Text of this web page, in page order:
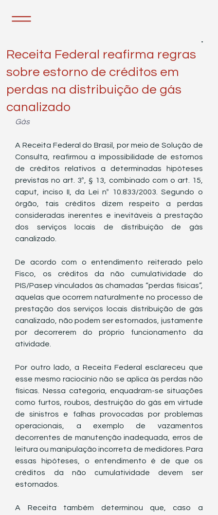
Receita Federal reafirma regras
sobre estorno de créditos em
perdas na distribuição de gás
canalizado
Gás
A Receita Federal do Brasil, por meio de Solução de
Consulta, reafirmou a impossibilidade de estornos
de créditos relativos a determinadas hipóteses
previstas no art. 3º, § 13, combinado com o art. 15,
caput, inciso II, da Lei nº 10.833/2003. Segundo o
órgão, tais créditos dizem respeito a perdas
consideradas inerentes e inevitáveis à prestação
dos serviços locais de distribuição de gás
canalizado.
De acordo com o entendimento reiterado pelo
Fisco, os créditos da não cumulatividade do
PIS/Pasep vinculados às chamadas “perdas físicas”,
aquelas que ocorrem naturalmente no processo de
prestação dos serviços locais distribuição de gás
canalizado, não podem ser estornados, justamente
por decorrerem do próprio funcionamento da
atividade.
Por outro lado, a Receita Federal esclareceu que
esse mesmo raciocínio não se aplica às perdas não
físicas. Nessa categoria, enquadram-se situações
como furtos, roubos, destruição do gás em virtude
de sinistros e falhas provocadas por problemas
operacionais, a exemplo de vazamentos
decorrentes de manutenção inadequada, erros de
leitura ou manipulação incorreta de medidores. Para
essas hipóteses, o entendimento é de que os
créditos da não cumulatividade devem ser
estornados.
A Receita também determinou que, caso a